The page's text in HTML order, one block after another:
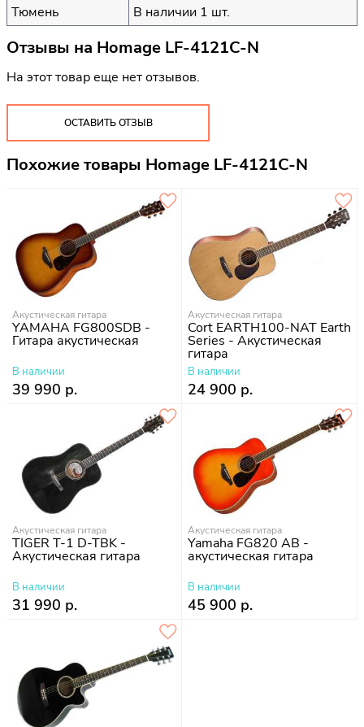
Тюмень В наличии 1 шт.
Отзывы на Homage LF-4121C-N
На этот товар еще нет отзывов.
ОСТАВИТЬ ОТЗЫВ
Похожие товары Homage LF-4121C-N
Акустическая гитара
YAMAHA FG800SDB -
Гитара акустическая
В наличии
39 990 р.
Акустическая гитара
Cort EARTH100-NAT Earth
Series - Акустическая
гитара
В наличии
24 900 р.
Акустическая гитара
TIGER T-1 D-TBK -
Акустическая гитара
В наличии
31 990 р.
Акустическая гитара
Yamaha FG820 AB -
акустическая гитара
В наличии
45 900 р.